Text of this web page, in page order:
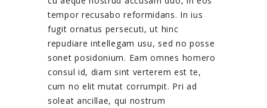
tempor recusabo reformidans. In ius
fugit ornatus persecuti, ut hinc
repudiare intellegam usu, sed no posse
sonet posidonium. Eam omnes homero
consul id, diam sint verterem est te,
cum no elit mutat corrumpit. Pri ad
soleat ancillae, qui nostrum